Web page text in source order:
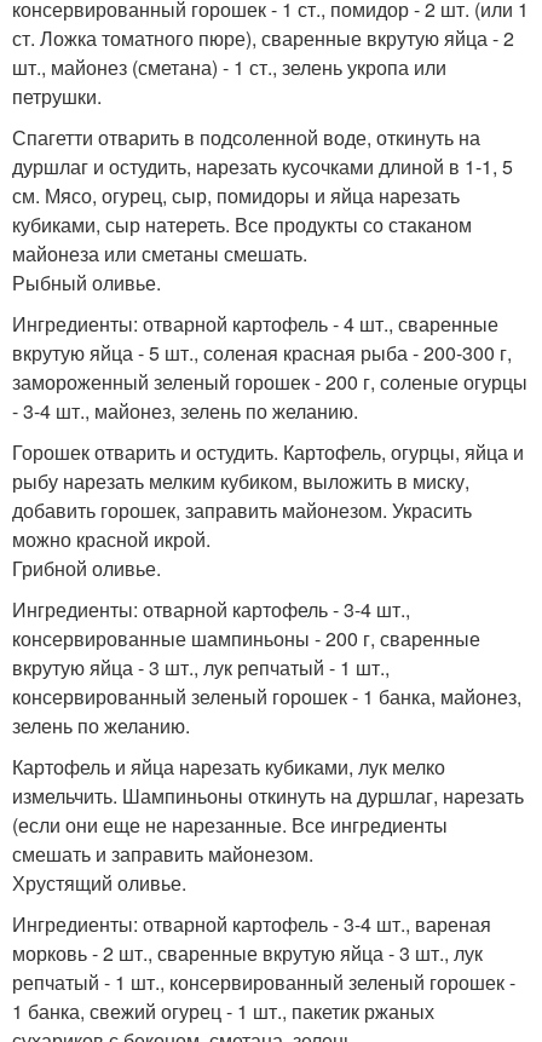
консервированный горошек - 1 ст., помидор - 2 шт. (или 1
ст. Ложка томатного пюре), сваренные вкрутую яйца - 2
шт., майонез (сметана) - 1 ст., зелень укропа или
петрушки.
Спагетти отварить в подсоленной воде, откинуть на
дуршлаг и остудить, нарезать кусочками длиной в 1-1, 5
см. Мясо, огурец, сыр, помидоры и яйца нарезать
кубиками, сыр натереть. Все продукты со стаканом
майонеза или сметаны смешать.
Рыбный оливье.
Ингредиенты: отварной картофель - 4 шт., сваренные
вкрутую яйца - 5 шт., соленая красная рыба - 200-300 г,
замороженный зеленый горошек - 200 г, соленые огурцы
- 3-4 шт., майонез, зелень по желанию.
Горошек отварить и остудить. Картофель, огурцы, яйца и
рыбу нарезать мелким кубиком, выложить в миску,
добавить горошек, заправить майонезом. Украсить
можно красной икрой.
Грибной оливье.
Ингредиенты: отварной картофель - 3-4 шт.,
консервированные шампиньоны - 200 г, сваренные
вкрутую яйца - 3 шт., лук репчатый - 1 шт.,
консервированный зеленый горошек - 1 банка, майонез,
зелень по желанию.
Картофель и яйца нарезать кубиками, лук мелко
измельчить. Шампиньоны откинуть на дуршлаг, нарезать
(если они еще не нарезанные. Все ингредиенты
смешать и заправить майонезом.
Хрустящий оливье.
Ингредиенты: отварной картофель - 3-4 шт., вареная
морковь - 2 шт., сваренные вкрутую яйца - 3 шт., лук
репчатый - 1 шт., консервированный зеленый горошек -
1 банка, свежий огурец - 1 шт., пакетик ржаных